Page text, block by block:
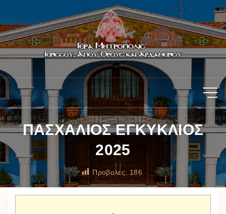
ΠΑΣΧΑΛΙΟΣ ΕΓΚΥΚΛΙΟΣ
2025
Προβολές: 186